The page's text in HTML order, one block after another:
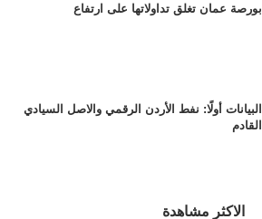
بورصة عمان تغلق تداولاتها على ارتفاع
البيانات أولًا: نفط الأردن الرقمي والاصل السيادي
القادم
الاكثر مشاهدة